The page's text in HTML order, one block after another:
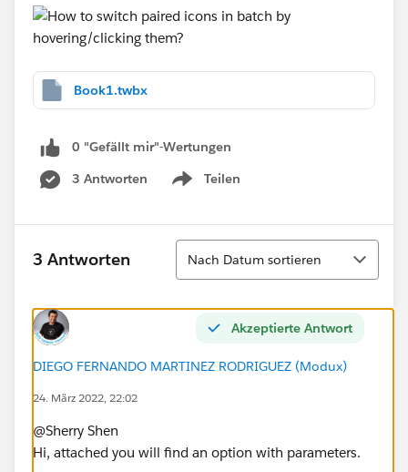
Book1.twbx
0 "Gefällt mir"-Wertungen
3 Antworten
Teilen
Show menu
3 Antworten
Sortieren
Nach Datum sortieren
Akzeptierte Antwort
DIEGO FERNANDO MARTINEZ RODRIGUEZ (Modux)
24. März 2022, 22:02
@Sherry Shen​
Hi, attached you will find an option with parameters.